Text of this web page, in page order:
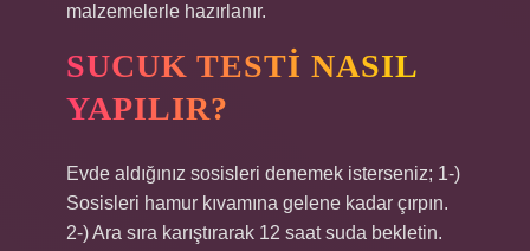
malzemelerle hazırlanır.
SUCUK TESTI NASIL
YAPILIR?
Evde aldığınız sosisleri denemek isterseniz; 1-)
Sosisleri hamur kıvamına gelene kadar çırpın.
2-) Ara sıra karıştırarak 12 saat suda bekletin.